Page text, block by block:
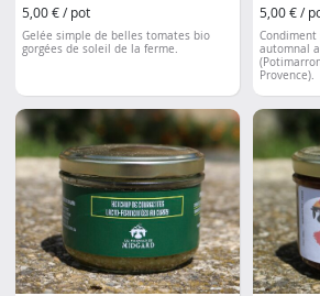
5,00 € / pot
Gelée simple de belles tomates bio
gorgées de soleil de la ferme.
5,00 € /
Condiment
automnal
Provence).